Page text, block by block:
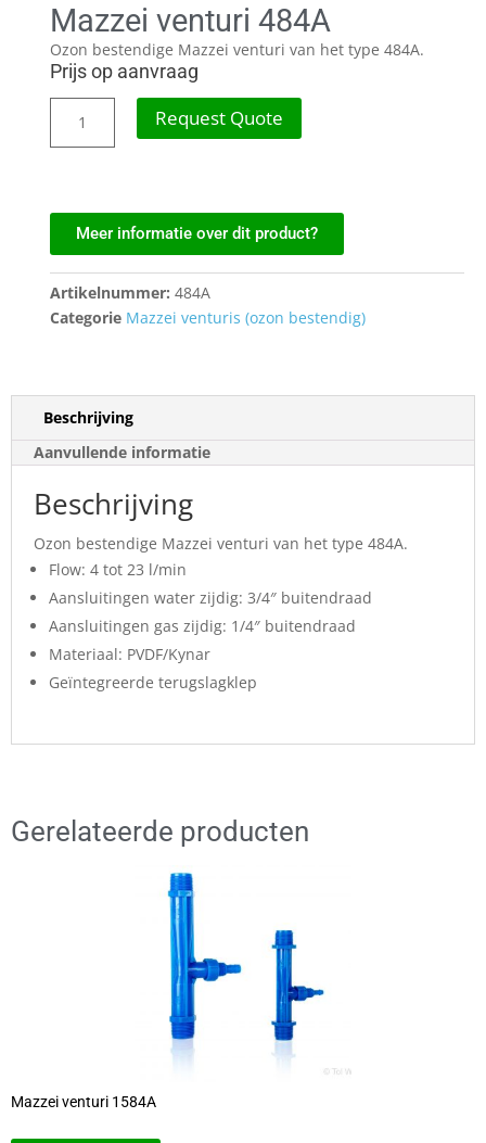
Mazzei venturi 484A
Ozon bestendige Mazzei venturi van het type 484A.
Prijs op aanvraag
Request Quote
Meer informatie over dit product?
Artikelnummer: 484A
Categorie Mazzei venturis (ozon bestendig)
Beschrijving
Aanvullende informatie
Beschrijving
Ozon bestendige Mazzei venturi van het type 484A.
Flow: 4 tot 23 l/min
Aansluitingen water zijdig: 3/4″ buitendraad
Aansluitingen gas zijdig: 1/4″ buitendraad
Materiaal: PVDF/Kynar
Geïntegreerde terugslagklep
Gerelateerde producten
Mazzei venturi 1584A